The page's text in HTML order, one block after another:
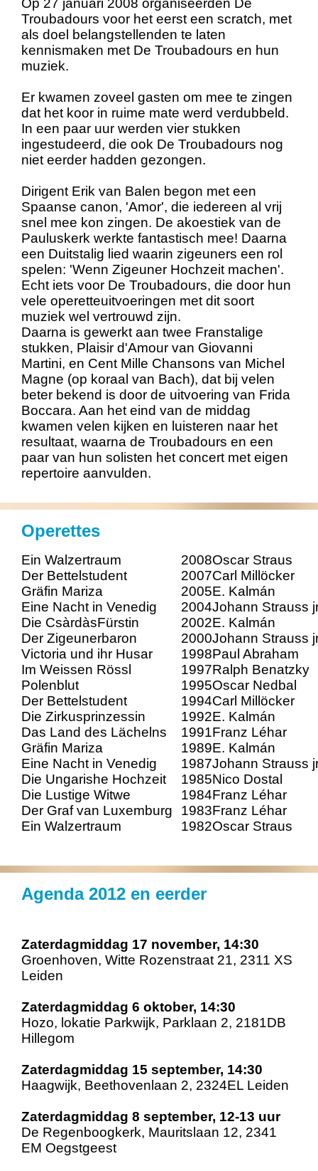
Op 27 januari 2008 organiseerden De
Troubadours voor het eerst een scratch, met
als doel belangstellenden te laten
kennismaken met De Troubadours en hun
muziek.
Er kwamen zoveel gasten om mee te zingen
dat het koor in ruime mate werd verdubbeld.
In een paar uur werden vier stukken
ingestudeerd, die ook De Troubadours nog
niet eerder hadden gezongen.
Dirigent Erik van Balen begon met een
Spaanse canon, 'Amor', die iedereen al vrij
snel mee kon zingen. De akoestiek van de
Pauluskerk werkte fantastisch mee! Daarna
een Duitstalig lied waarin zigeuners een rol
spelen: 'Wenn Zigeuner Hochzeit machen'.
Echt iets voor De Troubadours, die door hun
vele operetteuitvoeringen met dit soort
muziek wel vertrouwd zijn.
Daarna is gewerkt aan twee Franstalige
stukken, Plaisir d'Amour van Giovanni
Martini, en Cent Mille Chansons van Michel
Magne (op koraal van Bach), dat bij velen
beter bekend is door de uitvoering van Frida
Boccara. Aan het eind van de middag
kwamen velen kijken en luisteren naar het
resultaat, waarna de Troubadours en een
paar van hun solisten het concert met eigen
repertoire aanvulden.
Operettes
Ein Walzertraum
Der Bettelstudent
Gräfin Mariza
Eine Nacht in Venedig
Die CsàrdàsFürstin
Der Zigeunerbaron
Victoria und ihr Husar
Im Weissen Rössl
Polenblut
Der Bettelstudent
Die Zirkusprinzessin
Das Land des Lächelns
Gräfin Mariza
Eine Nacht in Venedig
Die Ungarishe Hochzeit
Die Lustige Witwe
Der Graf van Luxemburg
Ein Walzertraum
2008
2007
2005
2004
2002
2000
1998
1997
1995
1994
1992
1991
1989
1987
1985
1984
1983
1982
Oscar Straus
Carl Millöcker
E. Kalmán
Johann Strauss
E. Kalmán
Johann Strauss
Paul Abraham
Ralph Benatzky
Oscar Nedbal
Carl Millöcker
E. Kalmán
Franz Léhar
E. Kalmán
Johann Strauss
Nico Dostal
Franz Léhar
Franz Léhar
Oscar Straus
Agenda 2012 en eerder
Zaterdagmiddag 17 november, 14:30
Groenhoven, Witte Rozenstraat 21, 2311 XS
Leiden
Zaterdagmiddag 6 oktober, 14:30
Hozo, lokatie Parkwijk, Parklaan 2, 2181DB
Hillegom
Zaterdagmiddag 15 september, 14:30
Haagwijk, Beethovenlaan 2, 2324EL Leiden
Zaterdagmiddag 8 september, 12-13 uur
De Regenboogkerk, Mauritslaan 12, 2341
EM Oegstgeest